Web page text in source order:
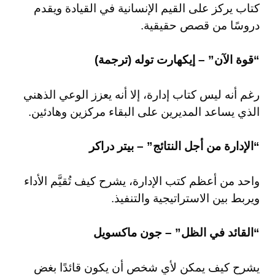
كتاب يركز على القيم الإنسانية في القيادة ويقدم
دروسًا من قصص حقيقية.
“قوة الآن” – إيكهارت توله (ترجمة)
رغم أنه ليس كتاب إدارة، إلا أنه يعزز الوعي الذهني
الذي يساعد المديرين على البقاء مركزين وهادئين.
“الإدارة من أجل النتائج” – بيتر دراكر
واحد من أعظم كتب الإدارة، يشرح كيف تُقيَّم الأداء
ويربط بين الاستراتيجية والتنفيذ.
“القائد في الظل” – جون ماكسويل
يشرح كيف يمكن لأي شخص أن يكون قائدًا بغض